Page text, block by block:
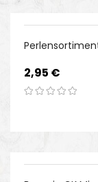
Preis
2,95 €